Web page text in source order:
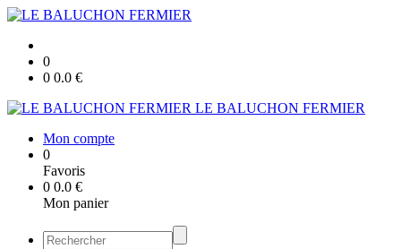
0
0 0.0 €
LE BALUCHON FERMIER
Mon compte
0
Favoris
0 0.0 €
Mon panier